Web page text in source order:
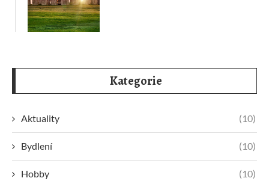
Kategorie
Aktuality (10)
Bydlení (10)
Hobby (10)